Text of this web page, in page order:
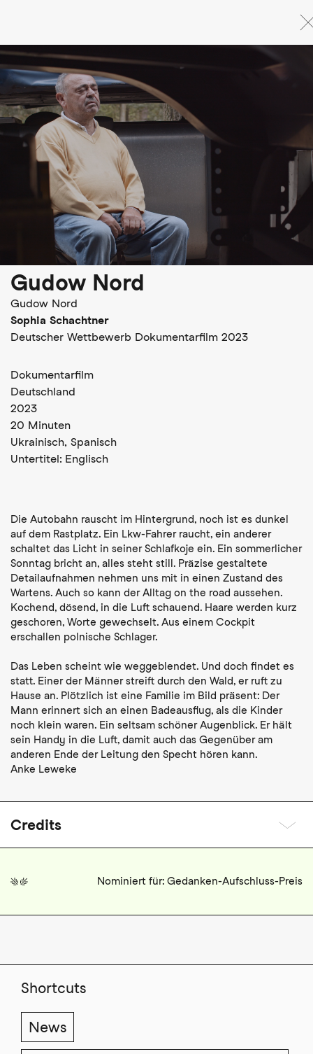
Inhalt
Gudow Nord
Gudow Nord
Sophia Schachtner
Deutscher Wettbewerb Dokumentarfilm 2023
Dokumentarfilm
Deutschland
2023
20 Minuten
Ukrainisch, Spanisch
Untertitel: Englisch
Die Autobahn rauscht im Hintergrund, noch ist es dunkel
auf dem Rastplatz. Ein Lkw-Fahrer raucht, ein anderer
schaltet das Licht in seiner Schlafkoje ein. Ein sommerlicher
Sonntag bricht an, alles steht still. Präzise gestaltete
Detailaufnahmen nehmen uns mit in einen Zustand des
Wartens. Auch so kann der Alltag on the road aussehen.
Kochend, dösend, in die Luft schauend. Haare werden kurz
geschoren, Worte gewechselt. Aus einem Cockpit
erschallen polnische Schlager.
Das Leben scheint wie weggeblendet. Und doch findet es
statt. Einer der Männer streift durch den Wald, er ruft zu
Hause an. Plötzlich ist eine Familie im Bild präsent: Der
Mann erinnert sich an einen Badeausflug, als die Kinder
noch klein waren. Ein seltsam schöner Augenblick. Er hält
sein Handy in die Luft, damit auch das Gegenüber am
anderen Ende der Leitung den Specht hören kann.
Anke Leweke
Credits
Nominiert für: Gedanken-Aufschluss-Preis
Shortcuts
News